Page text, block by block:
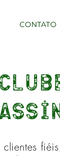
CONTATO
clientes